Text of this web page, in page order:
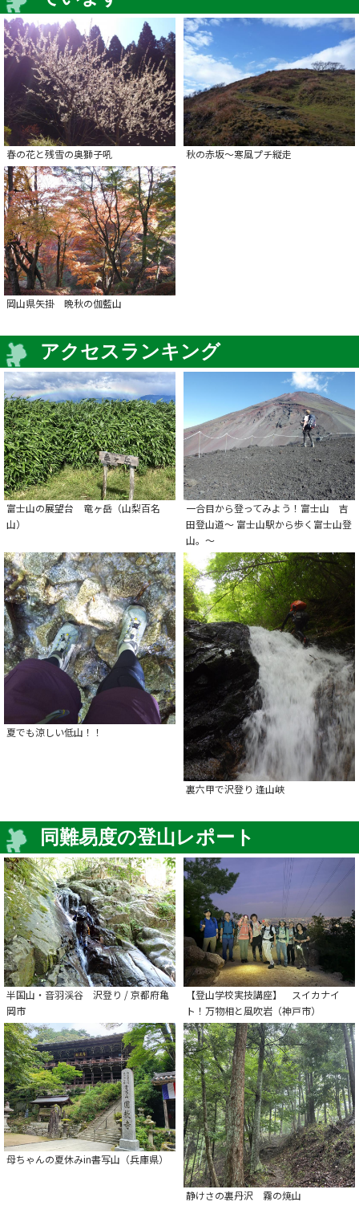
春の花と残雪の奥獅子吼 秋の赤坂～寒風プチ縦走
岡山県矢掛 晩秋の伽藍山
アクセスランキング
富士山の展望台 竜ヶ岳（山梨百名
山）
一合目から登ってみよう！富士山 吉
田登山道～ 富士山駅から歩く富士山登
山。～
夏でも涼しい低山！！
裏六甲で沢登り 逢山峡
同難易度の登山レポート
半国山・音羽渓谷 沢登り / 京都府亀
岡市
【登山学校実技講座】 スイカナイ
ト！万物相と風吹岩（神戸市）
母ちゃんの夏休みin書写山（兵庫県）
静けさの裏丹沢 霧の焼山